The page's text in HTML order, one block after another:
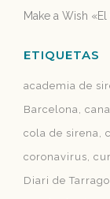
Make a Wish
ETIQUETAS
academia de
Barcelona
cola de sirena
coronavirus
Diari de